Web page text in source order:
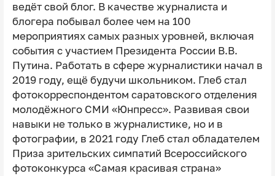
ведёт свой блог. В качестве журналиста и
блогера побывал более чем на 100
мероприятиях самых разных уровней, включая
события с участием Президента России В.В.
Путина. Работать в сфере журналистики начал в
2019 году, ещё будучи школьником. Глеб стал
фотокорреспондентом саратовского отделения
молодёжного СМИ «Юнпресс». Развивая свои
навыки не только в журналистике, но и в
фотографии, в 2021 году Глеб стал обладателем
Приза зрительских симпатий Всероссийского
фотоконкурса «Самая красивая страна»